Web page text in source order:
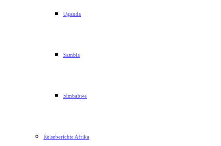
Uganda
Sambia
Simbabwe
Reiseberichte Afrika